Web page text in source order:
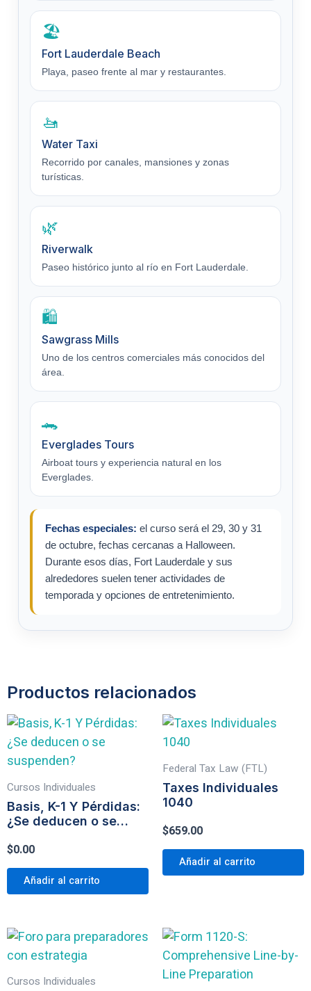
🏖️
Fort Lauderdale Beach
Playa, paseo frente al mar y restaurantes.
🚤
Water Taxi
Recorrido por canales, mansiones y zonas
turísticas.
🌿
Riverwalk
Paseo histórico junto al río en Fort Lauderdale.
🛍️
Sawgrass Mills
Uno de los centros comerciales más conocidos del
área.
🐊
Everglades Tours
Airboat tours y experiencia natural en los
Everglades.
Fechas especiales: el curso será el 29, 30 y 31
de octubre, fechas cercanas a Halloween.
Durante esos días, Fort Lauderdale y sus
alrededores suelen tener actividades de
temporada y opciones de entretenimiento.
Productos relacionados
Cursos Individuales
Basis, K-1 Y Pérdidas:
¿Se deducen o se
$0.00
Añadir al carrito
Federal Tax Law (FTL)
Taxes Individuales
1040
$659.00
Añadir al carrito
Cursos Individuales